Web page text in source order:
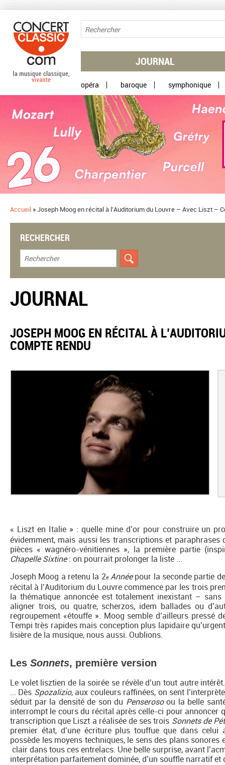
JOURNAL
opéra baroque symphonique
Accueil »​Joseph Moog en récital à l’Auditorium du Louvre – Avec Liszt –
RECHERCHER
JOURNAL
​JOSEPH MOOG EN RÉCITAL À
COMPTE RENDU
« Liszt en Italie » : quelle mine d’or pour construire un
évidemment, mais aussi les transcriptions et
pièces « wagnéro-vénitiennes », la première partie
Chapelle Sixtine: on pourrait prolonger la liste ...
Joseph Moog a retenu la 2eAnnéepour la seconde partie
récital à l’Auditorium du Louvre commence par les trois
la thématique annoncée est totalement inexistant –
aligner trois, ou quatre, scherzos, idem ballades ou
regroupement «étouffe ». Moog semble d’ailleurs pressé
Tempi très rapides mais conception plus lapidaire
lisière de la musique, nous aussi. Oublions.
Les Sonnets, première version
Le volet lisztien de la soirée se révèle d’un tout autre
... Dès Spozalizio, aux couleurs raffinées, on sent
séduit par la densité de son du Penserosoou la belle
interrompt le cours du récital après celle-ci pour annoncer
transcription que Liszt a réalisée de ses trois Sonnets de
premier état, d’une écriture plus touffue que dans celui
possède les moyens techniques, le sens des plans
clair dans tous ces entrelacs. Une belle surprise, avant
interprétation parfaitement dominée, d’un souffle narratif et